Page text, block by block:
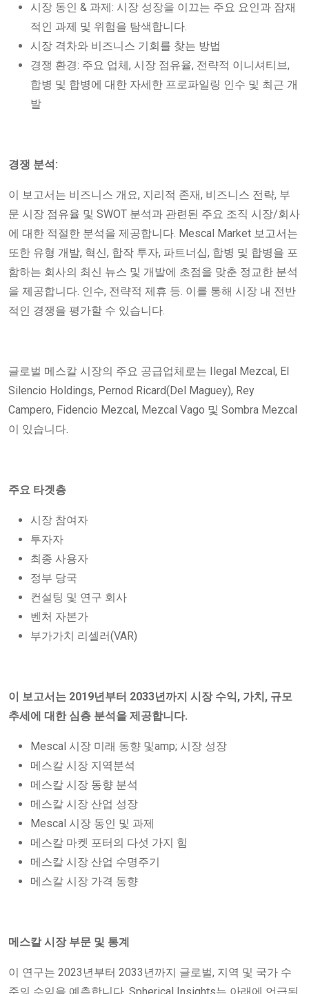
시장 동인 & 과제: 시장 성장을 이끄는 주요 요인과 잠재
적인 과제 및 위험을 탐색합니다.
시장 격차와 비즈니스 기회를 찾는 방법
경쟁 환경: 주요 업체, 시장 점유율, 전략적 이니셔티브,
합병 및 합병에 대한 자세한 프로파일링 인수 및 최근 개
발
경쟁 분석:
이 보고서는 비즈니스 개요, 지리적 존재, 비즈니스 전략, 부
문 시장 점유율 및 SWOT 분석과 관련된 주요 조직 시장/회사
에 대한 적절한 분석을 제공합니다. Mescal Market 보고서는
또한 유형 개발, 혁신, 합작 투자, 파트너십, 합병 및 합병을 포
함하는 회사의 최신 뉴스 및 개발에 초점을 맞춘 정교한 분석
을 제공합니다. 인수, 전략적 제휴 등. 이를 통해 시장 내 전반
적인 경쟁을 평가할 수 있습니다.
글로벌 메스칼 시장의 주요 공급업체로는 Ilegal Mezcal, El
Silencio Holdings, Pernod Ricard(Del Maguey), Rey
Campero, Fidencio Mezcal, Mezcal Vago 및 Sombra Mezcal
이 있습니다.
주요 타겟층
시장 참여자
투자자
최종 사용자
정부 당국
컨설팅 및 연구 회사
벤처 자본가
부가가치 리셀러(VAR)
이 보고서는 2019년부터 2033년까지 시장 수익, 가치, 규모
추세에 대한 심층 분석을 제공합니다.
Mescal 시장 미래 동향 및amp; 시장 성장
메스칼 시장 지역분석
메스칼 시장 동향 분석
메스칼 시장 산업 성장
Mescal 시장 동인 및 과제
메스칼 마켓 포터의 다섯 가지 힘
메스칼 시장 산업 수명주기
메스칼 시장 가격 동향
메스칼 시장 부문 및 통계
이 연구는 2023년부터 2033년까지 글로벌, 지역 및 국가 수